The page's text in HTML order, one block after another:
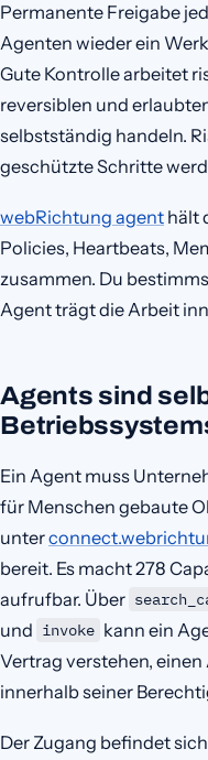
Permanente Freigabe
Agenten wieder ein
Gute Kontrolle arbeitet
reversiblen und
selbstständig handeln.
geschützte Schritte
webRichtung agent hält
Policies, Heartbeats,
zusammen. Du
Agent trägt die Arbeit
Agents sind
Ein Agent muss
für Menschen gebaute
unter
bereit. Es macht 278
aufrufbar. Über
und invoke kann ein
Vertrag verstehen,
innerhalb seiner
Der Zugang befindet